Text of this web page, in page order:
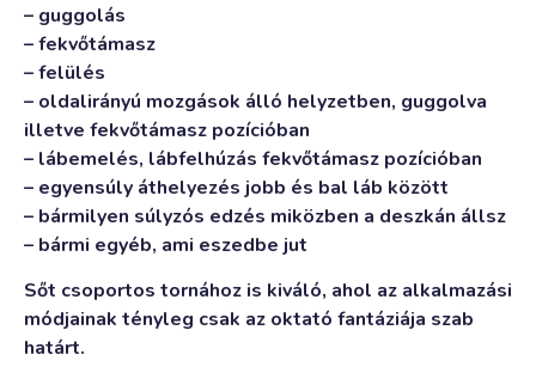
– guggolás
– fekvőtámasz
– felülés
– oldalirányú mozgások álló helyzetben, guggolva
illetve fekvőtámasz pozícióban
– lábemelés, lábfelhúzás fekvőtámasz pozícióban
– egyensúly áthelyezés jobb és bal láb között
– bármilyen súlyzós edzés miközben a deszkán állsz
– bármi egyéb, ami eszedbe jut
Sőt csoportos tornához is kiváló, ahol az alkalmazási
módjainak tényleg csak az oktató fantáziája szab
határt.